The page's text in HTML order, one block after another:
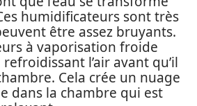
humidificateurs sont très
être assez bruyants.
à vaporisation froide
l’air avant qu’il
Cela crée un nuage
dans la chambre qui est